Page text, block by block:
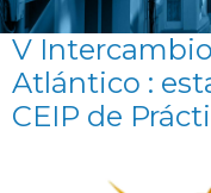
V
Atlántico :
CEIP de